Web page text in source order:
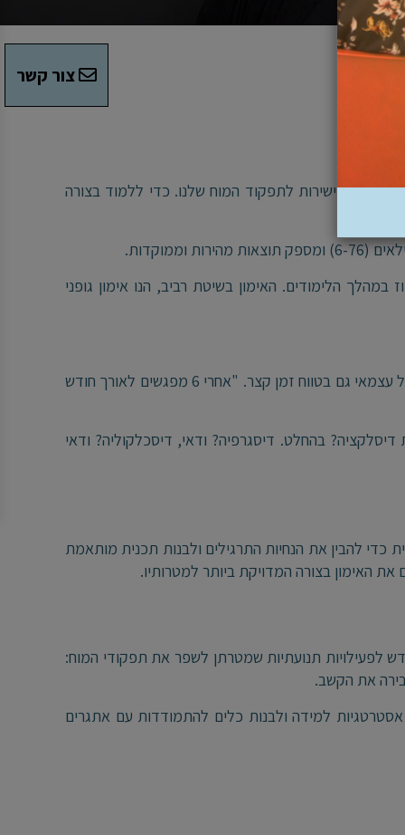
קשורים ישירות לתפקוד המוח שלנו. כדי ללמוד בצורה
.
הלימודים. האימון בשיטת רביב, הנו אימון גופני
משך האימון הוא אישי, אפשר בהחלט לחוות הקלה ולקבל כלים נהדרים לתרגול עצמאי גם בטווח זמן קצר. "אחרי 6 מפגשים לאורך חודש
בהחלט. דיסגרפיה? ודאי, דיסכלקוליה? ודאי
כדי להבין את הנחיות התרגילים ולבנות תכנית מותאמת
האימון בצורה המדויקת ביותר למטרותיו.
לפעילויות תנועתיות שמטרתן לשפר את תפקודי המוח:
את הקשב.
למידה ולבנות כלים להתמודדות עם אתגרים
צור קשר